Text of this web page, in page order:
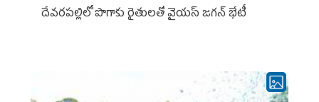
దేవరపల్లిలో పొగాకు రైతులతో వైయస్ జగన్ భేటీ